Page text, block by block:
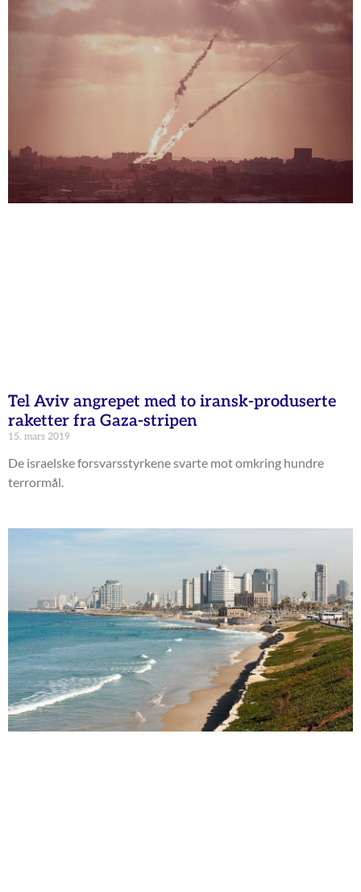
Tel Aviv angrepet med to iransk-produserte
raketter fra Gaza-stripen
15. mars 2019
De israelske forsvarsstyrkene svarte mot omkring hundre
terrormål.